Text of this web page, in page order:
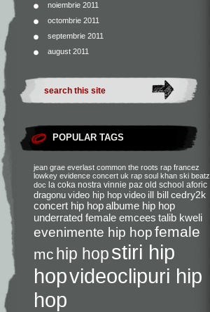
noiembrie 2011
octombrie 2011
septembrie 2011
august 2011
POPULAR TAGS
jean grae everlast common the roots rap francez
lowkey evidence concert uk rap soul khan ski beatz
doc la coka nostra vinnie paz old school aforic
dragonu video hip hop video ill bill cedry2k
concert hip hopalbume hip hop
underrated female emcees talib kweli
evenimente hip hopfemale
mc hip hopstiri hip
hopvideoclipuri hip
hop